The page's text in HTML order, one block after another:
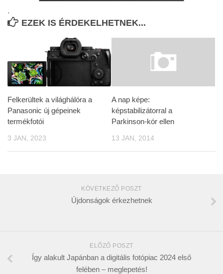
.
EZEK IS ÉRDEKELHETNEK...
Felkerültek a világhálóra a
Panasonic új gépeinek
termékfotói
3 JAN, 2023
A nap képe:
képstabilizátorral a
Parkinson-kór ellen
13 JAN, 2014
KÖVETKEZŐ POSZT
Újdonságok érkezhetnek
ELŐZŐ POSZT
Így alakult Japánban a digitális fotópiac 2024 első
felében – meglepetés!